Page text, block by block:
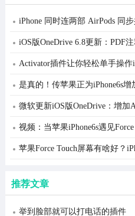
iPhone 同时连两部 AirPods 同
iOS版OneDrive 6.8更新：PDF
Activator插件让你轻松单手操作
是真的！传苹果正为iPhone6s增
微软更新iOS版OneDrive：增加
视频：当苹果iPhone6s遇见
苹果Force Touch屏幕有啥好？
推荐文章
举到脸部就可以打电话的插件